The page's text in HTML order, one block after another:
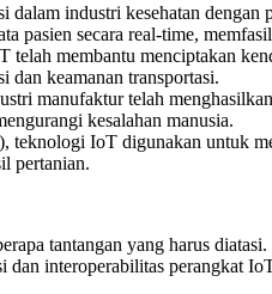
industri kesehatan dengan
pasien secara real-time,
telah membantu menciptakan
dan keamanan transportasi.
manufaktur telah
kesalahan manusia.
teknologi IoT digunakan untuk
pertanian.
tantangan yang harus
dan interoperabilitas perangkat